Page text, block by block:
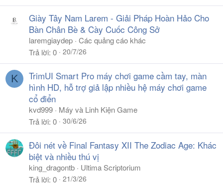
Giày Tây Nam Larem - Giải Pháp Hoàn Hảo Cho
Bàn Chân Bè & Cày Cuốc Công Sở
laremgiaydep Các quảng cáo khác
Trả lời 0 20/7/26
K
TrimUI Smart Pro máy chơi game cầm tay, màn
hình HD, hỗ trợ giả lập nhiều hệ máy chơi game
cổ điển
kvd999
Máy và Linh Kiện Game
Trả lời 0 30/6/26
Đôi nét về Final Fantasy XII The Zodiac Age: Khác
biệt và nhiều thú vị
king_dragontb
Ultima Scriptorium
Trả lời 0 21/3/26